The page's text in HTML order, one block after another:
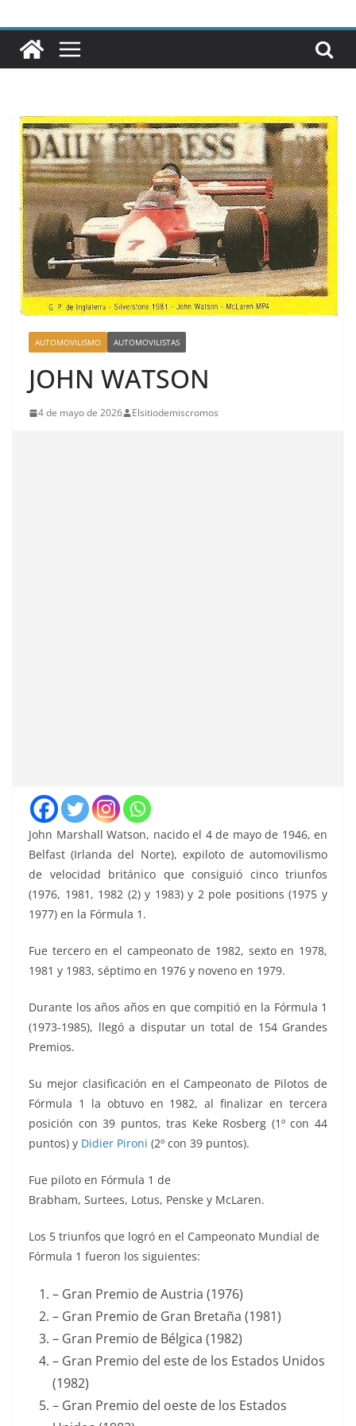
AUTOMOVILISMO AUTOMOVILISTAS
JOHN WATSON
4 de mayo de 2026 Elsitiodemiscromos
John Marshall Watson, nacido el 4 de mayo de 1946, en
Belfast (Irlanda del Norte), expiloto de automovilismo
de velocidad británico que consiguió cinco triunfos
(1976, 1981, 1982 (2) y 1983) y 2 pole positions (1975 y
1977) en la Fórmula 1.
Fue tercero en el campeonato de 1982, sexto en 1978,
1981 y 1983, séptimo en 1976 y noveno en 1979.
Durante los años años en que compitió en la Fórmula 1
(1973-1985), llegó a disputar un total de 154 Grandes
Premios.
Su mejor clasificación en el Campeonato de Pilotos de
Fórmula 1 la obtuvo en 1982, al finalizar en tercera
posición con 39 puntos, tras Keke Rosberg (1º con 44
puntos) y Didier Pironi (2º con 39 puntos).
Fue piloto en Fórmula 1 de
Brabham, Surtees, Lotus, Penske y McLaren.
Los 5 triunfos que logró en el Campeonato Mundial de
Fórmula 1 fueron los siguientes:
– Gran Premio de Austria (1976)
– Gran Premio de Gran Bretaña (1981)
– Gran Premio de Bélgica (1982)
– Gran Premio del este de los Estados Unidos
(1982)
– Gran Premio del oeste de los Estados